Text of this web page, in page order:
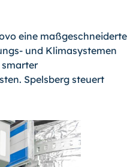
eine maßgeschneiderte
und Klimasystemen
Spelsberg steuert